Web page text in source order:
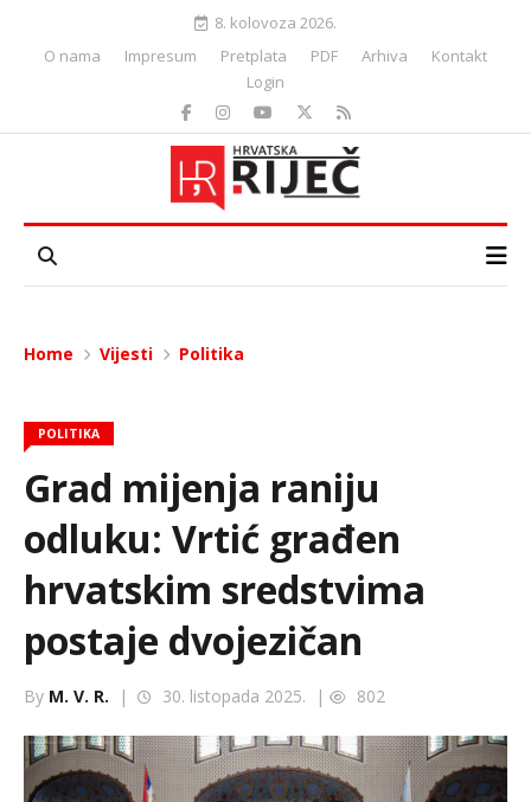
8. kolovoza 2026.
O nama
Impresum Pretplata PDF Arhiva
Kontakt
Login
Home Vijesti Politika
POLITIKA
Grad mijenja raniju
odluku: Vrtić građen
hrvatskim sredstvima
postaje dvojezičan
By M. V. R. | 30. listopada 2025. | 802